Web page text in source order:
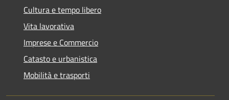
Cultura e tempo libero
Vita lavorativa
Imprese e Commercio
Catasto e urbanistica
Mobilità e trasporti